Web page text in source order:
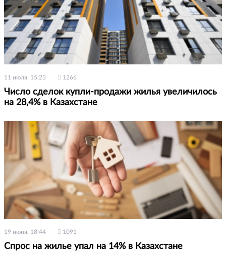
11 июля, 15:23 1266
Число сделок купли-продажи жилья увеличилось
на 28,4% в Казахстане
19 июня, 18:44 1091
Спрос на жилье упал на 14% в Казахстане